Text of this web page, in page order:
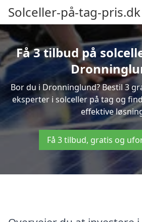
Solceller-på-tag-pris.dk
Få 3 tilbud på
Bor du i Dronninglund? Bestil 3
eksperter i solceller på tag og
effektive
Få 3 tilbud, gratis og